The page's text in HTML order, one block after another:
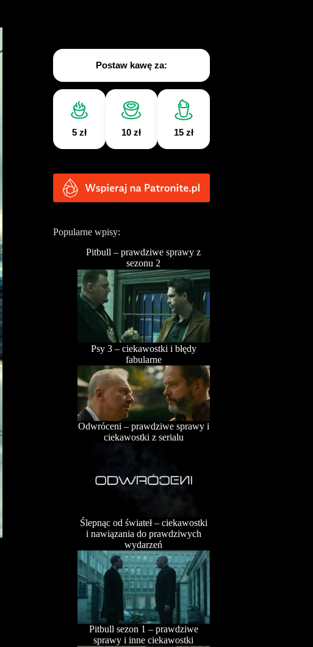
Postaw kawę za:
5 zł 10 zł 15 zł
Popularne wpisy:
Pitbull – prawdziwe sprawy z
sezonu 2
Psy 3 – ciekawostki i błędy
fabularne
Odwróceni – prawdziwe sprawy i
ciekawostki z serialu
Ślepnąc od świateł – ciekawostki
i nawiązania do prawdziwych
wydarzeń
Pitbull sezon 1 – prawdziwe
sprawy i inne ciekawostki